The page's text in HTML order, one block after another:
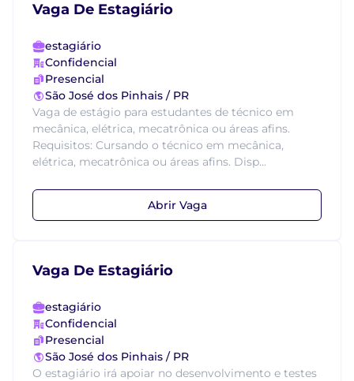
Vaga De Estagiário
estagiário
Confidencial
Presencial
São José dos Pinhais / PR
Vaga de estágio para estudantes de técnico em
mecânica, elétrica, mecatrônica ou áreas afins.
Requisitos: Cursando o técnico em mecânica,
elétrica, mecatrônica ou áreas afins. Disp...
Abrir Vaga
Vaga De Estagiário
estagiário
Confidencial
Presencial
São José dos Pinhais / PR
O estagiário irá apoiar no desenvolvimento e testes